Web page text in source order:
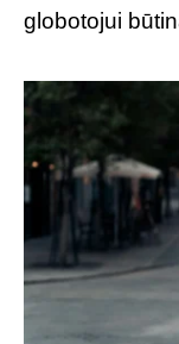
globotojui